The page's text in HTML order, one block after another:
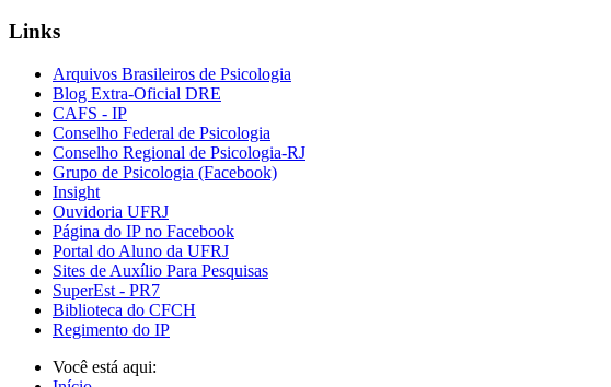
Links
Arquivos Brasileiros de Psicologia
Blog Extra-Oficial DRE
CAFS - IP
Conselho Federal de Psicologia
Conselho Regional de Psicologia-RJ
Grupo de Psicologia (Facebook)
Insight
Ouvidoria UFRJ
Página do IP no Facebook
Portal do Aluno da UFRJ
Sites de Auxílio Para Pesquisas
SuperEst - PR7
Biblioteca do CFCH
Regimento do IP
Você está aqui: